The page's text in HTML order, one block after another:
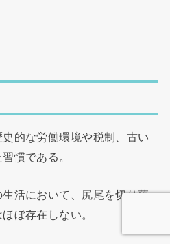
的な労働環境や税制、古い
慣である。
活において、尻尾を切り落
ぼ存在しない。